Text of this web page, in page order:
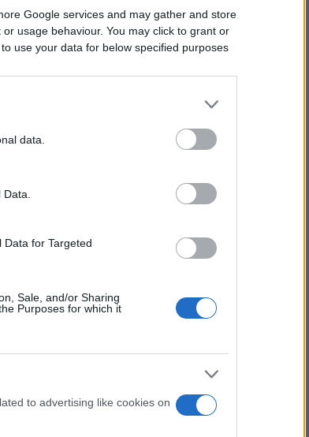
Google services and may gather and store
usage behaviour. You may click to grant or
use your data for below specified purposes
data.
for Targeted
Sale, and/or Sharing
Purposes for which it
to advertising like cookies on